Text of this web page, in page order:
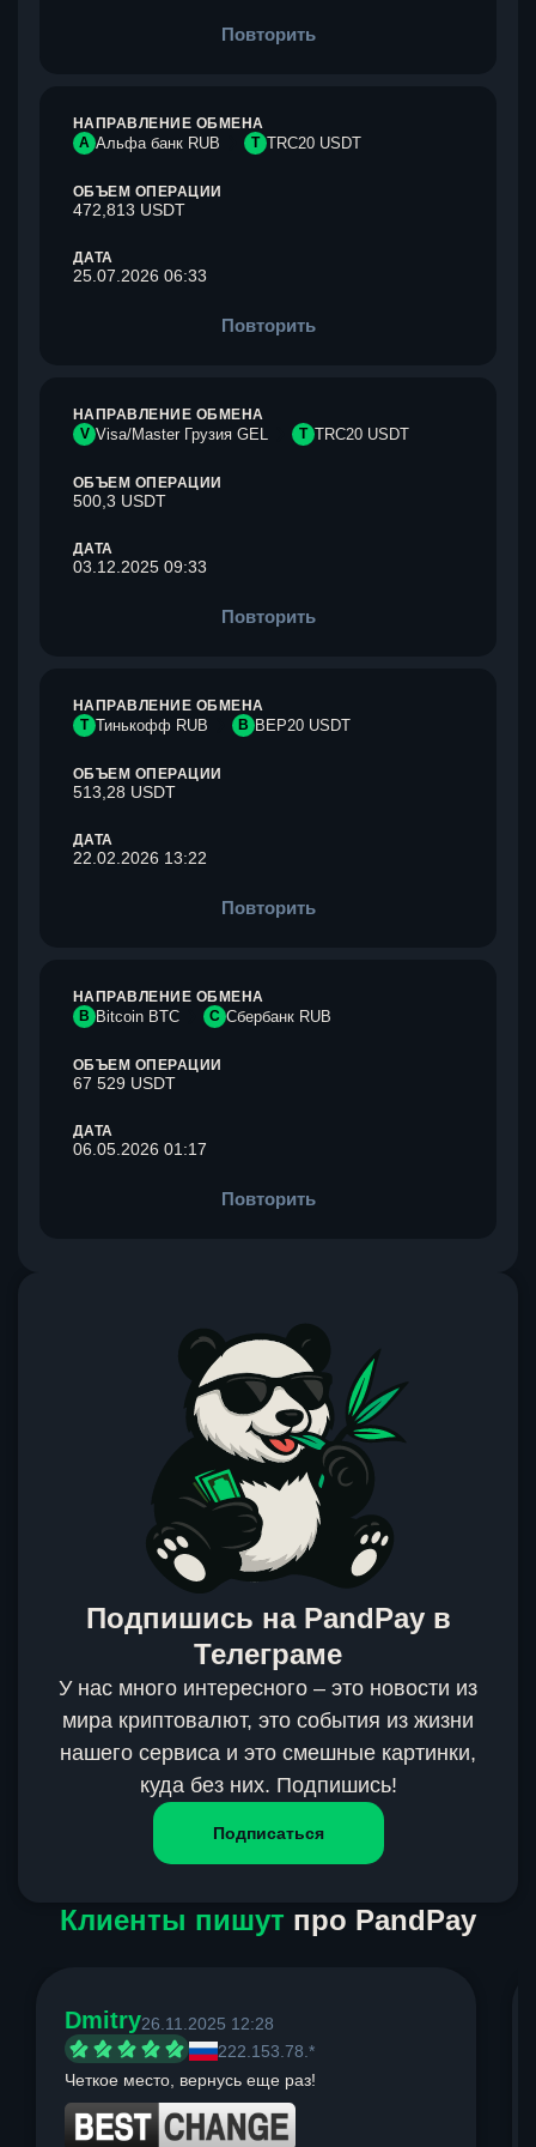
Повторить
НАПРАВЛЕНИЕ ОБМЕНА
А Альфа банк RUB T TRC20 USDT
ОБЪЕМ ОПЕРАЦИИ
472,813 USDT
ДАТА
25.07.2026 06:33
Повторить
НАПРАВЛЕНИЕ ОБМЕНА
V Visa/Master Грузия GEL T TRC20 USDT
ОБЪЕМ ОПЕРАЦИИ
500,3 USDT
ДАТА
03.12.2025 09:33
Повторить
НАПРАВЛЕНИЕ ОБМЕНА
Т Тинькофф RUB B BEP20 USDT
ОБЪЕМ ОПЕРАЦИИ
513,28 USDT
ДАТА
22.02.2026 13:22
Повторить
НАПРАВЛЕНИЕ ОБМЕНА
B Bitcoin BTC С Сбербанк RUB
ОБЪЕМ ОПЕРАЦИИ
67 529 USDT
ДАТА
06.05.2026 01:17
Повторить
Подпишись на PandPay в
Телеграме
У нас много интересного – это новости из
мира криптовалют, это события из жизни
нашего сервиса и это смешные картинки,
куда без них. Подпишись!
Подписаться
Клиенты пишут про PandPay
Dmitry26.11.2025 12:28
222.153.78.*
Четкое место, вернусь еще раз!